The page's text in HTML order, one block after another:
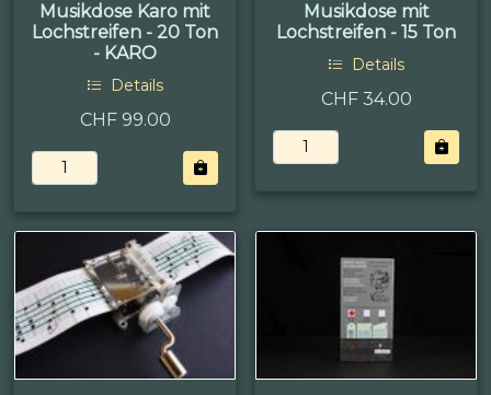
Musikdose Karo mit
Lochstreifen - 20 Ton
- KARO
Details
CHF 99.00
Musikdose mit
Lochstreifen - 15 Ton
Details
CHF 34.00